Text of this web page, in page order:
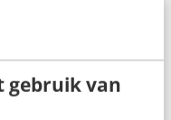
gebruik van
chatbots is lang
ze
klanten niet